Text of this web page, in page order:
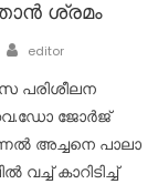
ശ്രമം
Author
editor
പരിശീലന
ജോര്‍ജ്
അച്ചനെ പാലാ
കാറിടിച്ച്